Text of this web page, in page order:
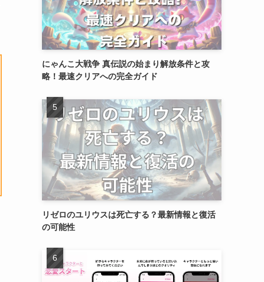
にゃんこ大戦争 真伝説の始まり解放条件と攻
略！最速クリアへの完全ガイド
リゼロのユリウスは死亡する？最新情報と復活
の可能性